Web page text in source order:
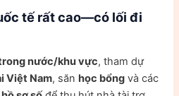
tế rất cao—có lối đi
nước/khu vực, tham dự
Việt Nam, sănhọc bổng và các